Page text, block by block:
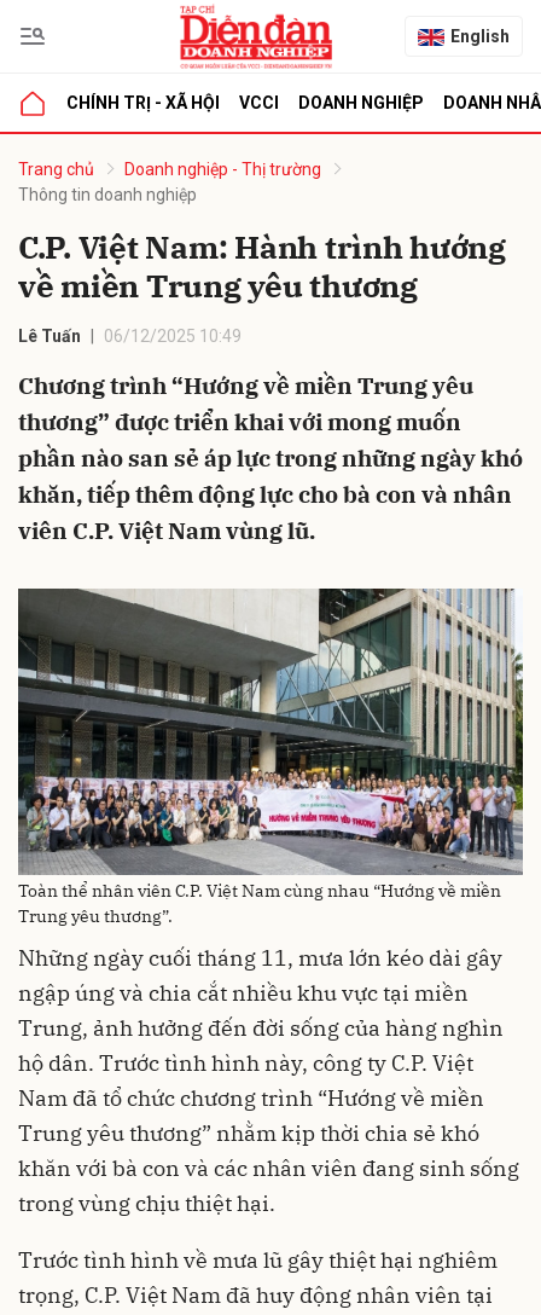
English
CHÍNH TRỊ - XÃ HỘI VCCI DOANH NGHIỆP DOANH
Trang chủ
Doanh nghiệp - Thị trường
Thông tin doanh nghiệp
C.P. Việt Nam: Hành trình hướng
về miền Trung yêu thương
Lê Tuấn 06/12/2025 10:49
Chương trình “Hướng về miền Trung yêu
thương” được triển khai với mong muốn
phần nào san sẻ áp lực trong những ngày khó
khăn, tiếp thêm động lực cho bà con và nhân
viên C.P. Việt Nam vùng lũ.
Toàn thể nhân viên C.P. Việt Nam cùng nhau “Hướng về miền
Trung yêu thương”.
Những ngày cuối tháng 11, mưa lớn kéo dài gây
ngập úng và chia cắt nhiều khu vực tại miền
Trung, ảnh hưởng đến đời sống của hàng nghìn
hộ dân. Trước tình hình này, công ty C.P. Việt
Nam đã tổ chức chương trình “Hướng về miền
Trung yêu thương” nhằm kịp thời chia sẻ khó
khăn với bà con và các nhân viên đang sinh sống
trong vùng chịu thiệt hại.
Trước tình hình về mưa lũ gây thiệt hại nghiêm
trọng, C.P. Việt Nam đã huy động nhân viên tại
luận
Hủy